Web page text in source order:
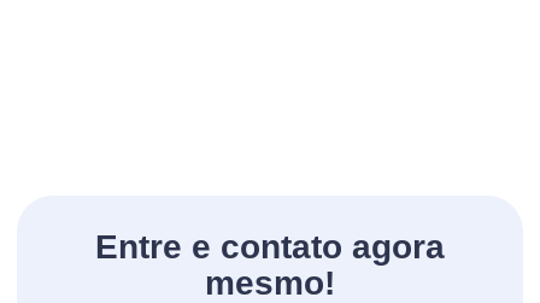
Entre e contato agora
mesmo!